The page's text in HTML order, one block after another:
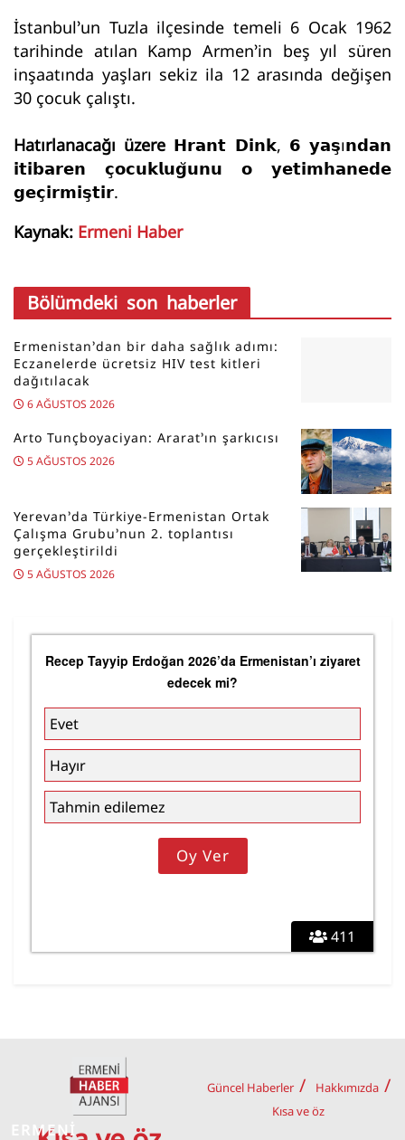
İstanbul’un Tuzla ilçesinde temeli 6 Ocak 1962
tarihinde atılan Kamp Armen’in beş yıl süren
inşaatında yaşları sekiz ila 12 arasında değişen
30 çocuk çalıştı.
Hatırlanacağı üzere 𝗛𝗿𝗮𝗻𝘁 𝗗𝗶𝗻𝗸, 𝟲 𝘆𝗮𝘀̧ı𝗻𝗱𝗮𝗻
𝗶𝘁𝗶𝗯𝗮𝗿𝗲𝗻 𝗰̧𝗼𝗰𝘂𝗸𝗹𝘂𝗴̆𝘂𝗻𝘂 𝗼 𝘆𝗲𝘁𝗶𝗺𝗵𝗮𝗻𝗲𝗱𝗲
𝗴𝗲𝗰̧𝗶𝗿𝗺𝗶𝘀̧𝘁𝗶𝗿.
Kaynak: Ermeni Haber
Bölümdeki son haberler
Ermenistan’dan bir daha sağlık adımı:
Eczanelerde ücretsiz HIV test kitleri
dağıtılacak
6 AĞUSTOS 2026
Arto Tunçboyaciyan: Ararat’ın şarkıcısı
5 AĞUSTOS 2026
Yerevan’da Türkiye-Ermenistan Ortak
Çalışma Grubu’nun 2. toplantısı
gerçekleştirildi
5 AĞUSTOS 2026
411
Recep Tayyip Erdoğan 2026’da Ermenistan’ı ziyaret
edecek mi?
Evet
Hayır
Tahmin edilemez
Güncel Haberler
Hakkımızda
Kısa ve öz
ERMENİ